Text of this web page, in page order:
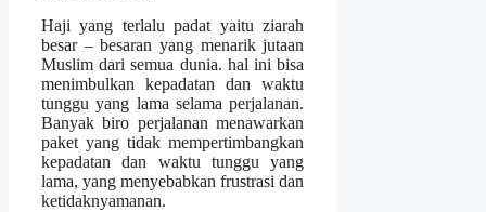
Haji yang terlalu padat yaitu ziarah
besar – besaran yang menarik jutaan
Muslim dari semua dunia. hal ini bisa
menimbulkan kepadatan dan waktu
tunggu yang lama selama perjalanan.
Banyak biro perjalanan menawarkan
paket yang tidak mempertimbangkan
kepadatan dan waktu tunggu yang
lama, yang menyebabkan frustrasi dan
ketidaknyamanan.